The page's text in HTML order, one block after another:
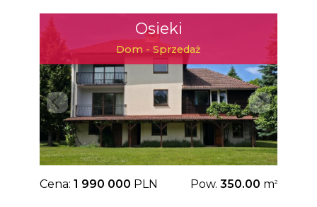
Osieki
Dom - Sprzedaż
Cena: 1 990 000 PLN Pow. 350.00 m2